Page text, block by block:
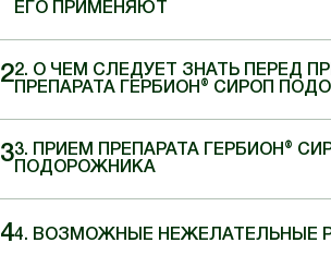
ЕГО ПРИМЕНЯЮТ
2. О ЧЕМ СЛЕДУЕТ ЗНАТЬ ПЕРЕД
ПРЕПАРАТА ГЕРБИОН® СИРОП
3. ПРИЕМ ПРЕПАРАТА ГЕРБИОН®
ПОДОРОЖНИКА
4. ВОЗМОЖНЫЕ НЕЖЕЛАТЕЛЬНЫЕ